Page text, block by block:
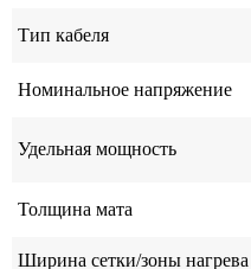
Тип кабеля
Номинальное напряжение
Удельная мощность
Толщина мата
Ширина сетки/зоны нагрева